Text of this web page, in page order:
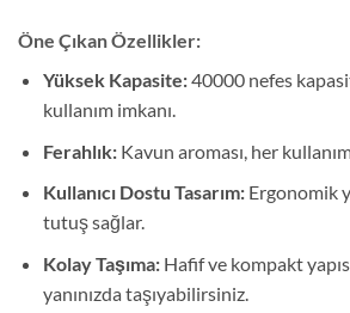
Öne Çıkan Özellikler:
Yüksek Kapasite:40000 nefes
kullanım imkanı.
Ferahlık:Kavun aroması, her
Kullanıcı Dostu Tasarım:Ergonomik
tutuş sağlar.
Kolay Taşıma:Hafif ve kompakt
yanınızda taşıyabilirsiniz.